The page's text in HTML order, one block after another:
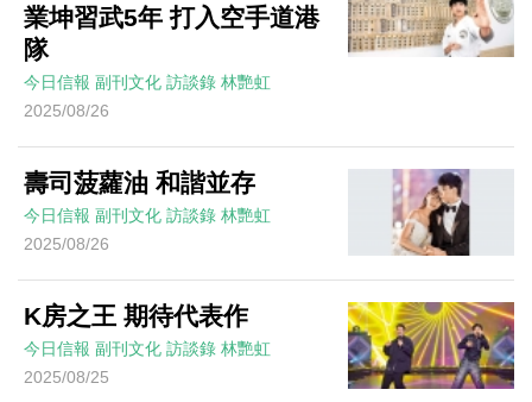
業坤習武5年 打入空手道港
隊
今日信報 副刊文化 訪談錄 林艷虹
2025/08/26
壽司菠蘿油 和諧並存
今日信報 副刊文化 訪談錄 林艷虹
2025/08/26
K房之王 期待代表作
今日信報 副刊文化 訪談錄 林艷虹
2025/08/25